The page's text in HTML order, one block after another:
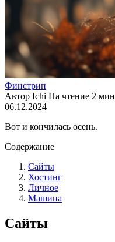
Финстрип
Автор Ichi На чтение 2 мин
06.12.2024
Вот и кончилась осень.
Содержание
Сайты
Хостинг
Личное
Машина
Сайты